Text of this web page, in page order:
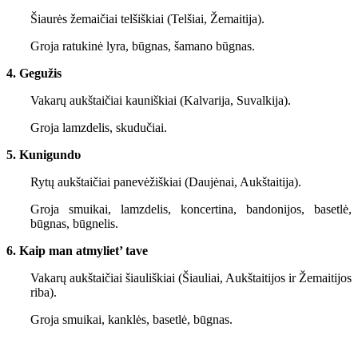
Šiaurės žemaičiai telšiškiai (Telšiai, Žemaitija).
Groja ratukinė lyra, būgnas, šamano būgnas.
4. Gegužis
Vakarų aukštaičiai kauniškiai (Kalvarija, Suvalkija).
Groja lamzdelis, skudučiai.
5. Kunigundυ
Rytų aukštaičiai panevėžiškiai (Daujėnai, Aukštaitija).
Groja smuikai, lamzdelis, koncertina, bandonijos, basetlė,
būgnas, būgnelis.
6. Kaip man atmyliet’ tave
Vakarų aukštaičiai šiauliškiai (Šiauliai, Aukštaitijos ir Žemaitijos
riba).
Groja smuikai, kanklės, basetlė, būgnas.